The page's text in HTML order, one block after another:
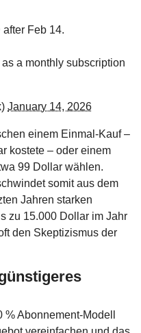
Feb 14.
a monthly subscription
January 14, 2026
einem Einmal-Kauf –
kostete – oder einem
99 Dollar wählen.
somit aus dem
Jahren starken
zu 15.000 Dollar im Jahr
den Skeptizismus der
Abonnement-Modell